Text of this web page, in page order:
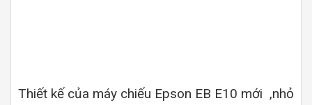
Thiết kế của máy chiếu Epson EB E10 mới ,nhỏ